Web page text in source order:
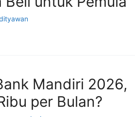
Mandiri 2026,
per Bulan?